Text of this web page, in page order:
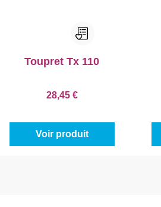
Toupret Tx 110
28,45 €
Voir produit